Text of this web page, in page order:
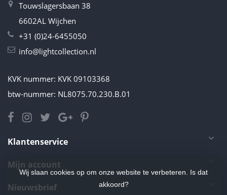
Touwslagersbaan 38
6602AL Wijchen
+31 (0)24-6455050
info@lightcollection.nl
KVK nummer: KVK 09103368
btw-nummer: NL8075.70.230.B.01
Klantenservice
Mijn account
Nieuwsbrief
Wij slaan cookies op om onze website te verbeteren. Is dat
akkoord?